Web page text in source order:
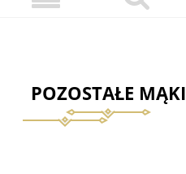
POZOSTAŁE MĄKI